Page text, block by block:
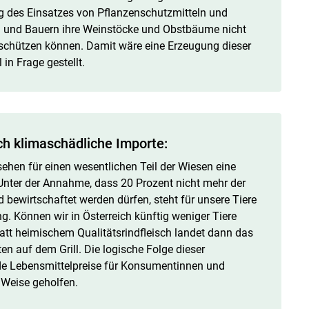
des Einsatzes von Pflanzenschutzmitteln und
Bauern ihre Weinstöcke und Obstbäume nicht
können. Damit wäre eine Erzeugung dieser
Frage gestellt.
klimaschädliche Importe:
für einen wesentlichen Teil der Wiesen eine
der Annahme, dass 20 Prozent nicht mehr der
werden dürfen, steht für unsere Tiere
Können wir in Österreich künftig weniger Tiere
heimischem Qualitätsrindfleisch landet dann das
auf dem Grill. Die logische Folge dieser
Lebensmittelpreise für Konsumentinnen und
geholfen.